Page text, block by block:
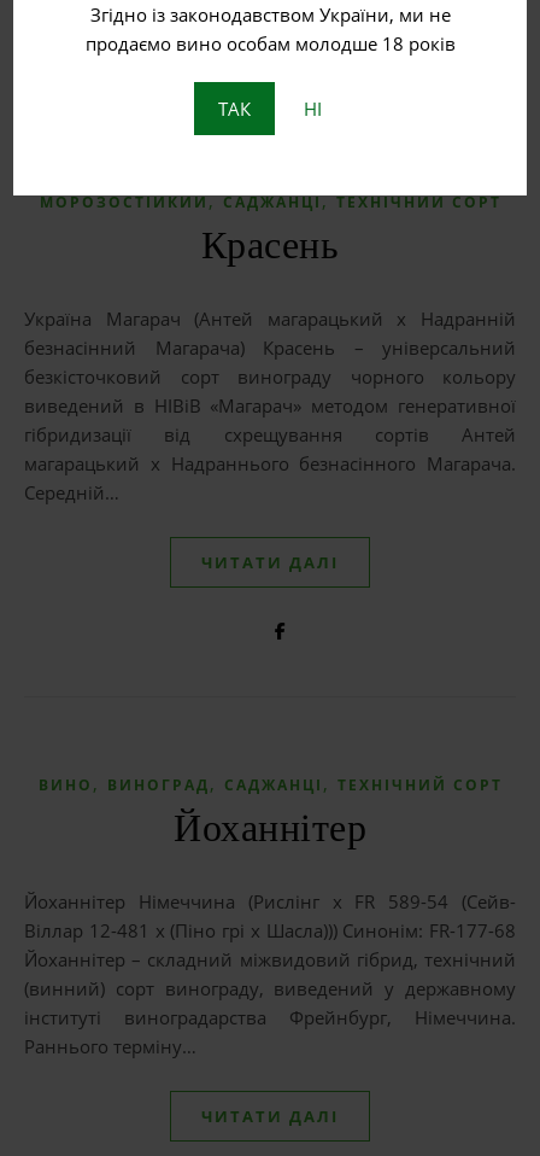
Згідно із законодавством України, ми не
продаємо вино особам молодше 18 років
ТАК НІ
МОРОЗОСТІЙКИЙ,САДЖАНЦІ,ТЕХНІЧНИЙ СОРТ
Красень
Україна Магарач (Антей магарацький х Надранній
безнасінний Магарача) Красень – універсальний
безкісточковий сорт винограду чорного кольору
виведений в НІВіВ «Магарач» методом генеративної
гібридизації від схрещування сортів Антей
магарацький х Надраннього безнасінного Магарача.
Середній…
ЧИТАТИ ДАЛІ
ВИНО , ВИНОГРАД, САДЖАНЦІ , ТЕХНІЧНИЙ СОРТ
Йоханнітер
Йоханнітер Німеччина (Рислінг x FR 589-54 (Сейв-
Віллар 12-481 x (Піно грі x Шасла))) Синонім: FR-177-68
Йоханнітер – складний міжвидовий гібрид, технічний
(винний) сорт винограду, виведений у державному
інституті виноградарства Фрейнбург, Німеччина.
Раннього терміну…
ЧИТАТИ ДАЛІ